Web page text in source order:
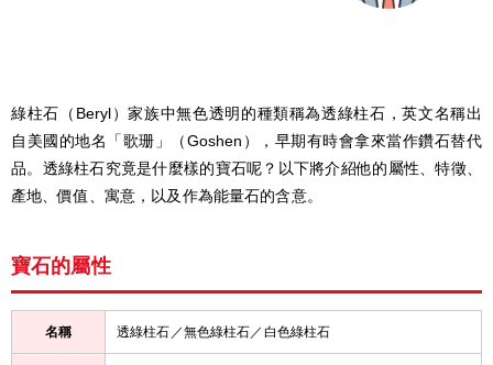
綠柱石（Beryl）家族中無色透明的種類稱為透綠柱石，英文名稱出
自美國的地名「歌珊」（Goshen），早期有時會拿來當作鑽石替代
品。透綠柱石究竟是什麼樣的寶石呢？以下將介紹他的屬性、特徵、
產地、價值、寓意，以及作為能量石的含意。
寶石的屬性
名稱 透綠柱石／無色綠柱石／白色綠柱石